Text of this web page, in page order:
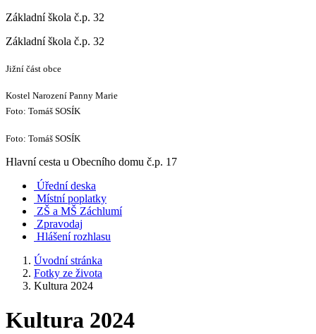
Základní škola č.p. 32
Základní škola č.p. 32
Jižní část obce
Kostel Narození Panny Marie
Foto: Tomáš SOSÍK
Foto: Tomáš SOSÍK
Hlavní cesta u Obecního domu č.p. 17
Úřední deska
Místní poplatky
ZŠ a MŠ Záchlumí
Zpravodaj
Hlášení rozhlasu
Úvodní stránka
Fotky ze života
Kultura 2024
Kultura 2024